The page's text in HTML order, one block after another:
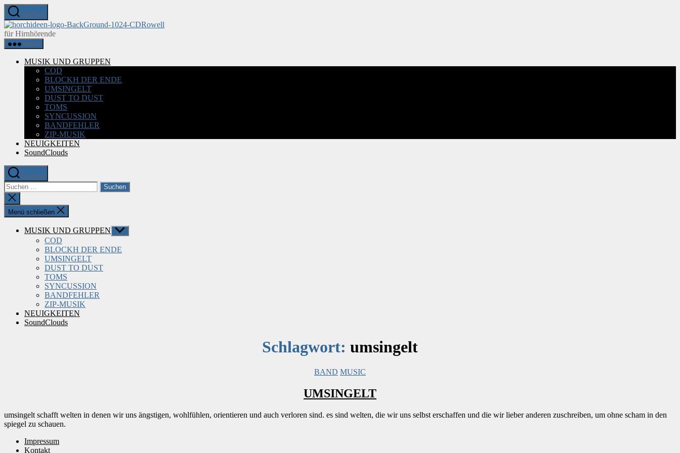
Zum
Inhalt
springen
Suchen
für Hirnhörende
Menü
MUSIK UND GRUPPEN
COD
BLOCKH DER ENDE
UMSINGELT
DUST TO DUST
TOMS
SYNCUSSION
BANDFEHLER
ZIP-MUSIK
NEUIGKEITEN
SoundClouds
Suchen
Suchen
nach:
Suche
schließen
Menü schließen
MUSIK UND GRUPPEN Untermenü
anzeigen
COD
BLOCKH DER ENDE
UMSINGELT
DUST TO DUST
TOMS
SYNCUSSION
BANDFEHLER
ZIP-MUSIK
NEUIGKEITEN
SoundClouds
Schlagwort: umsingelt
Kategorien
BAND MUSIC
UMSINGELT
umsingelt schafft welten in denen wir uns ängstigen, wohlfühlen, orientieren und auch verloren sind. es sind welten, die wir uns selbst erschaffen und die wir lieber anderen zuschreiben, um ohne scham in den
spiegel zu schauen.
Impressum
Kontakt